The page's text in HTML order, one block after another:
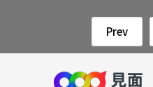
Prev